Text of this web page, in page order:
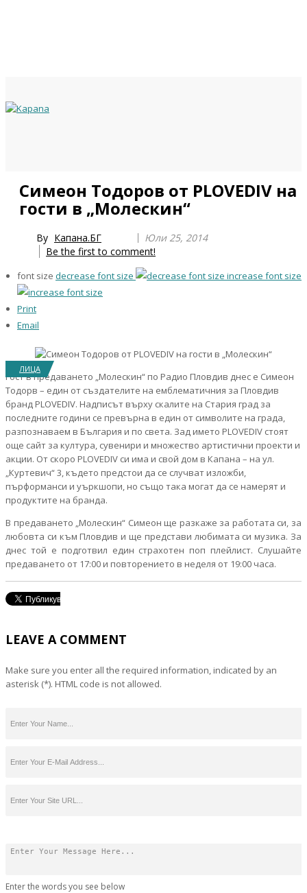
Симеон Тодоров от PLOVEDIV на
гости в „Молескин“
By Капана.БГ
Юли 25, 2014
Be the first to comment!
font size decrease font size increase font size
Print
Email
ЛИЦА
Гоств предаването „Молескин“ по Радио Пловдив днес е Симеон
Тодорв – един от създателите на емблематичния за Пловдив
бранд PLOVEDIV. Надписът върху скалите на Стария град за
последните години се превърна в един от символите на града,
разпознаваем в България и по света. Зад името PLOVEDIV стоят
още сайт за култура, сувенири и множество артистични проекти и
акции. От скоро PLOVEDIV си има и свой дом в Капана – на ул.
„Куртевич“ 3, където предстои да се случват изложби,
пърформанси и уъркшопи, но също така могат да се намерят и
продуктите на бранда.
В предаването „Молескин“ Симеон ще разкаже за работата си, за
любовта си към Пловдив и ще представи любимата си музика. За
днес той е подготвил един страхотен поп плейлист. Слушайте
предаването от 17:00 и повторението в неделя от 19:00 часа.
LEAVE A COMMENT
Make sure you enter all the required information, indicated by an
asterisk (*). HTML code is not allowed.
Enter the words you see below
Year
Month
Year
Month